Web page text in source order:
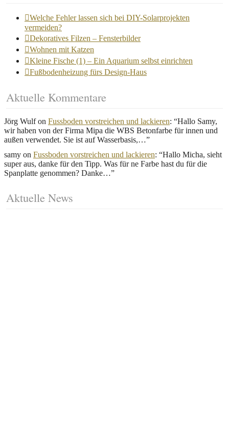
Welche Fehler lassen sich bei DIY-Solarprojekten
vermeiden?
Dekoratives Filzen – Fensterbilder
Wohnen mit Katzen
Kleine Fische (1) – Ein Aquarium selbst einrichten
Fußbodenheizung fürs Design-Haus
Aktuelle Kommentare
Jörg Wulfon Fussboden vorstreichen und lackieren: “Hallo Samy,
wir haben von der Firma Mipa die WBS Betonfarbe für innen und
außen verwendet. Sie ist auf Wasserbasis,…”
samy on Fussboden vorstreichen und lackieren: “Hallo Micha, sieht
super aus, danke für den Tipp. Was für ne Farbe hast du für die
Spanplatte genommen? Danke…”
Aktuelle News